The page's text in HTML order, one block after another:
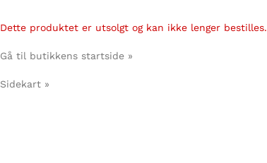
Dette produktet er utsolgt og kan ikke lenger bestilles.
Gå til butikkens startside »
Sidekart »